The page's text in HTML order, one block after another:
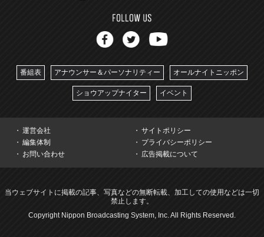
番組表 アナウンサー＆パーソナリティー オールナイトニッポン
ショウアップナイター イベント
運営会社
サイトポリシー
編集体制
プライバシーポリシー
お問い合わせ
広告掲載について
当ウェブサイトに掲載の記事、写真などの無断転載、加工しての使用などは一切
禁止します。
Copyright Nippon Broadcasting System, Inc. All Rights Reserved.